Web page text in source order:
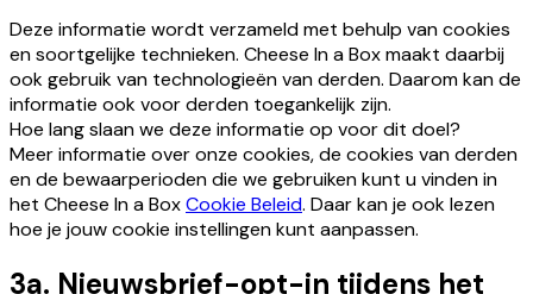
Deze informatie wordt verzameld met behulp van cookies
en soortgelijke technieken. Cheese In a Box maakt daarbij
ook gebruik van technologieën van derden. Daarom kan de
informatie ook voor derden toegankelijk zijn.
Hoe lang slaan we deze informatie op voor dit doel?
Meer informatie over onze cookies, de cookies van derden
en de bewaarperioden die we gebruiken kunt u vinden in
het Cheese In a BoxCookie Beleid. Daar kan je ook lezen
hoe je jouw cookie instellingen kunt aanpassen.
3a. Nieuwsbrief-opt-in tijdens het